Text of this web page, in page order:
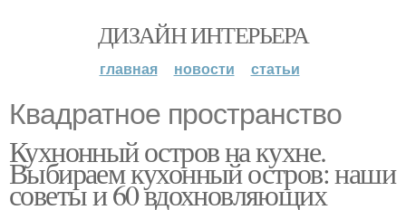
ДИЗАЙН ИНТЕРЬЕРА
главная новости статьи
Квадратное пространство
Кухнонный остров на кухне.
Выбираем кухонный остров: наши
советы и 60 вдохновляющих